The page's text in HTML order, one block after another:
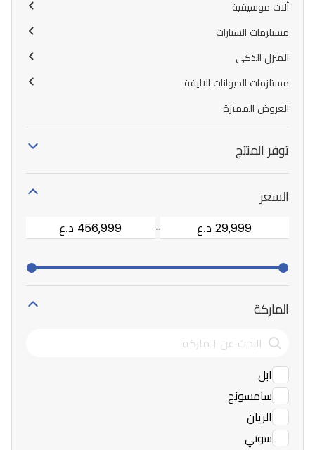
ألات موسيقية
مستلزمات السيارات
المنزل الذكي
مستلزمات الحيوانات الاليفة
العروض المميزة
توفر المنتج
السعر
-
الماركة
ابل
سامسونج
الريان
سوني